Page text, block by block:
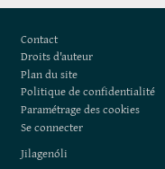
Contact
Droits d'auteur
Plan du site
Politique de confidentialité
Paramétrage des cookies
Se connecter
Jilagenóli